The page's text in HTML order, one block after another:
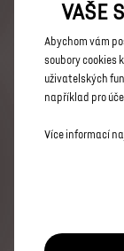
DS PIXEL
PAKET
DS ACTIVE
Přední a
Od 1 790 000
Použité
VAŠE
Abychom vám
soubory cookies
uživatelských
například pro
Více informací